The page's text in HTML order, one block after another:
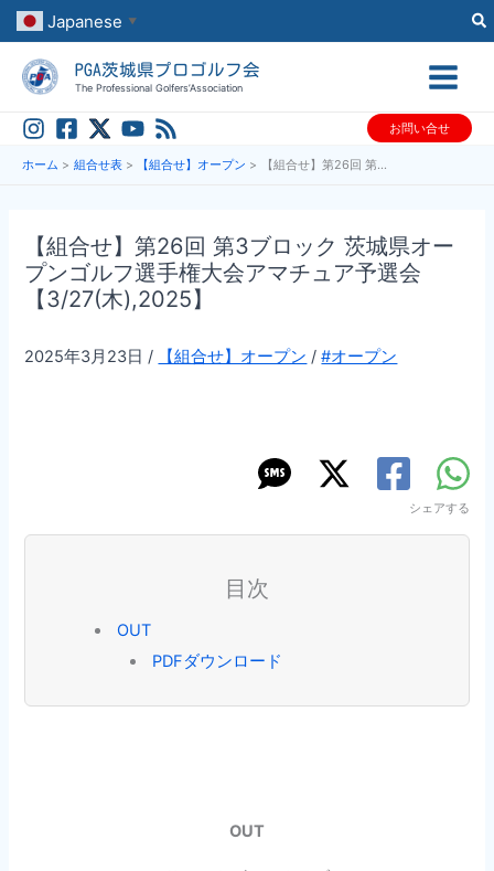
容
Japanese ▼
PGA茨城県プロゴルフ会
The Professional Golfers’Association
お問い合せ
ホーム 組合せ表 【組合せ】オープン 【組合せ】第26回 第3ブロック 茨城県オープンゴルフ選手権大会アマチュア予選会【3/27(木),2025】
【組合せ】第26回 第3ブロック 茨城県オー
プンゴルフ選手権大会アマチュア予選会
【3/27(木),2025】
2025年3月23日 / 【組合せ】オープン /#オープン
シェアする
目次
OUT
PDFダウンロード
OUT